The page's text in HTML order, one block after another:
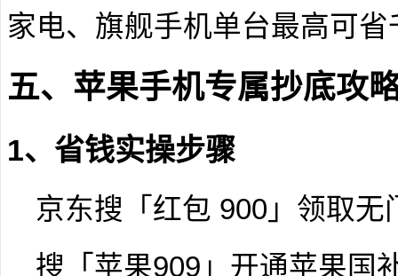
家电、旗舰手机单台最高可
五、苹果手机专属抄底攻
1、省钱实操步骤
京东搜「红包 900」领取无
搜「苹果909」开通苹果国